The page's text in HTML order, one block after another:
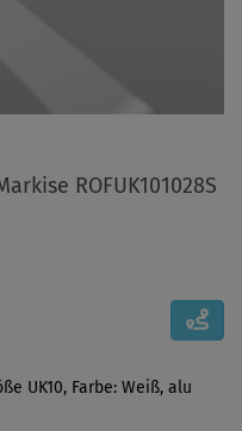
ROFUK101028S
UK10, Farbe: Weiß, alu